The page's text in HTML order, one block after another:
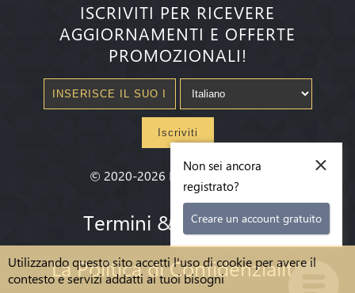
Utilizzando questo sito accetti l'uso di cookie per avere il
contesto e servizi addatti ai tuoi bisogni
ISCRIVITI PER RICEVERE
AGGIORNAMENTI E OFFERTE
PROMOZIONALI!
Iscriviti
© 2020-2026 Millenium State®
Termini & condizioni
La Politica di Confidenzialità
×
Non sei ancora
registrato?
Creare un account gratuito